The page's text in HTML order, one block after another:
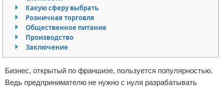
Начало бизнеса
Обзоры услуг
Самосовершенствование
Деловое общение
Отказ от ответственности
Какую сферу выбрать
Розничная торговля
Общественное питание
Производство
Заключение
Бизнес, открытый по франшизе, пользуется популярностью.
Ведь предпринимателю не нужно с нуля разрабатывать